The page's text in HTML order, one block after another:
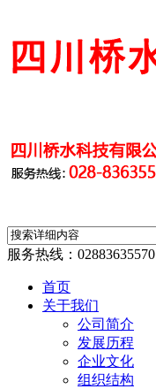
服务热线： 02883635570
首页
关于我们
公司简介
发展历程
企业文化
组织结构